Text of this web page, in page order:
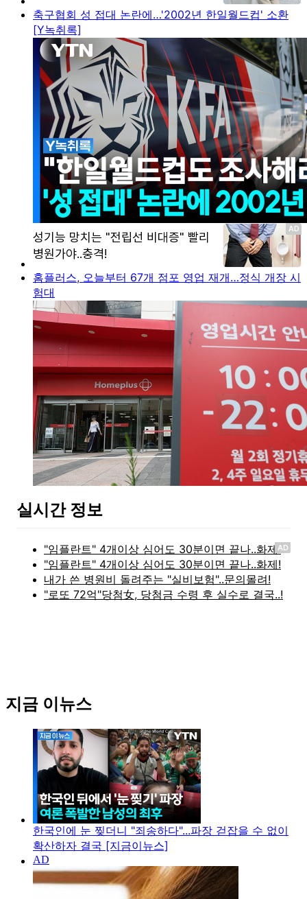
축구협회 성 접대 논란에…'2002년 한일월드컵' 소환
[Y녹취록]
홈플러스, 오늘부터 67개 점포 영업 재개…정식 개장 시
험대
실시간 정보
AD
지금 이뉴스
한국인에 눈 찢더니 "죄송하다"...파장 걷잡을 수 없이
확산하자 결국 [지금이뉴스]